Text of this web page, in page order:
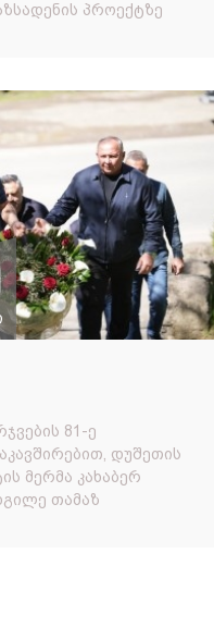
პროექტზე
81-ე
დუშეთის
მერმა კახაბერ
თამაზ